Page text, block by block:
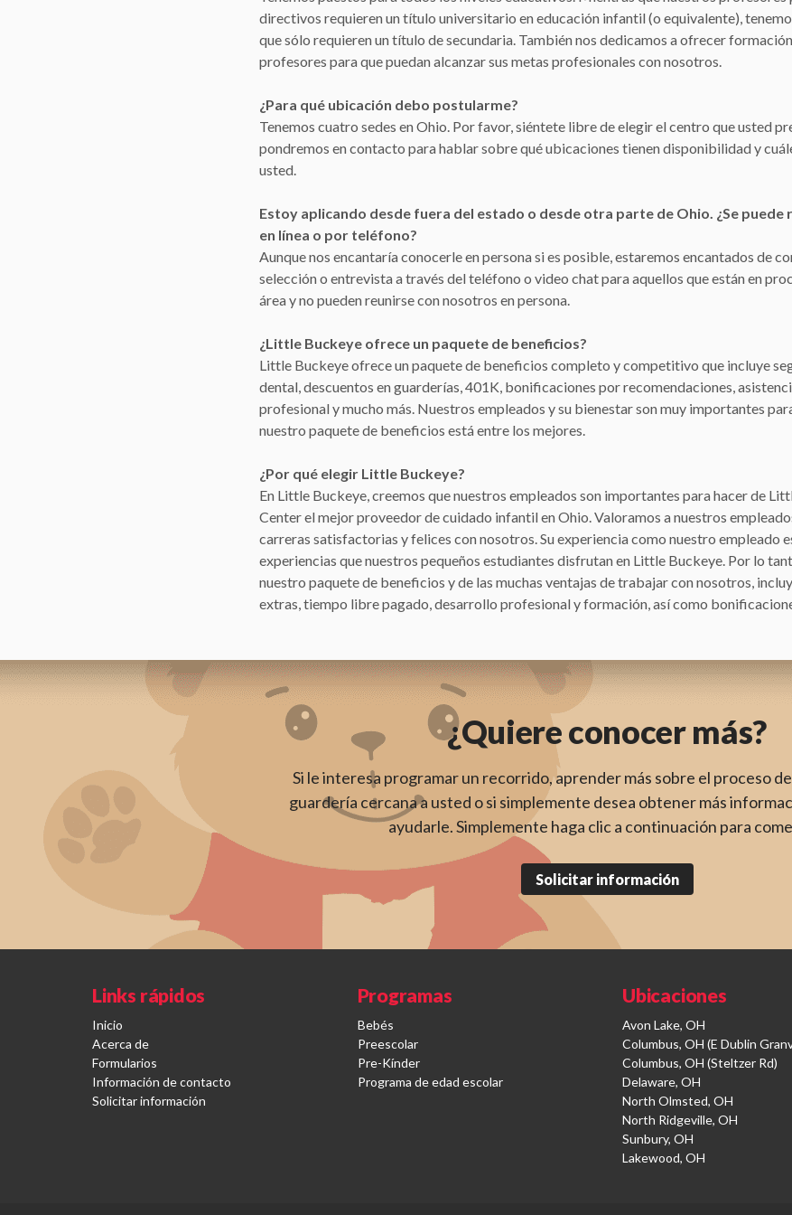
directivos requieren un título universitario en educación infantil (o equivalente),
que sólo requieren un título de secundaria. También nos dedicamos a ofrecer
profesores para que puedan alcanzar sus metas profesionales con nosotros.
¿Para qué ubicación debo postularme?
Tenemos cuatro sedes en Ohio. Por favor, siéntete libre de elegir el centro que usted
pondremos en contacto para hablar sobre qué ubicaciones tienen disponibilidad y
usted.
Estoy aplicando desde fuera del estado o desde otra parte de Ohio. ¿Se
en línea o por teléfono?
Aunque nos encantaría conocerle en persona si es posible, estaremos encantados de
selección o entrevista a través del teléfono o video chat para aquellos que están en
área y no pueden reunirse con nosotros en persona.
¿Little Buckeye ofrece un paquete de beneficios?
Little Buckeye ofrece un paquete de beneficios completo y competitivo que incluye
dental, descuentos en guarderías, 401K, bonificaciones por recomendaciones,
profesional y mucho más. Nuestros empleados y su bienestar son muy importantes
nuestro paquete de beneficios está entre los mejores.
¿Por qué elegir Little Buckeye?
En Little Buckeye, creemos que nuestros empleados son importantes para hacer de
Center el mejor proveedor de cuidado infantil en Ohio. Valoramos a nuestros
carreras satisfactorias y felices con nosotros. Su experiencia como nuestro empleado
experiencias que nuestros pequeños estudiantes disfrutan en Little Buckeye. Por lo
nuestro paquete de beneficios y de las muchas ventajas de trabajar con nosotros,
extras, tiempo libre pagado, desarrollo profesional y formación, así como
¿Quiere conocer más?
Si le interesa programar un recorrido, aprender más sobre el proceso
guardería cercana a usted o si simplemente desea obtener más
ayudarle. Simplemente haga clic a continuación para
Solicitar información
Links rápidos
Inicio
Acerca de
Formularios
Información de contacto
Solicitar información
Programas
Bebés
Preescolar
Pre-Kínder
Programa de edad escolar
Ubicaciones
Avon Lake, OH
Columbus, OH (E Dublin
Columbus, OH (Steltzer Rd)
Delaware, OH
North Olmsted, OH
North Ridgeville, OH
Sunbury, OH
Lakewood, OH